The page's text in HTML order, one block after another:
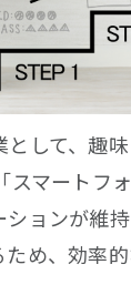
して、趣
スマートフ
ョンが維
め、効率